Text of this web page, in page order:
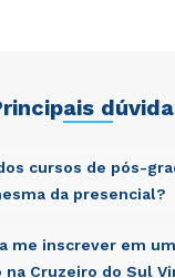
cursos de pós-
da presencial?
unde omnis iste
doloremque
me inscrever em
na Cruzeiro do Sul